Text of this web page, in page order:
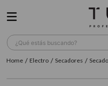
¿Qué estás buscando?
Electro Secadores
TÉRMINOS MÁS